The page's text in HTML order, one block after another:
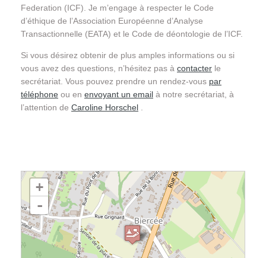
Federation (ICF). Je m’engage à respecter le Code
d’éthique de l’Association Européenne d’Analyse
Transactionnelle (EATA) et le Code de déontologie de l’ICF.
Si vous désirez obtenir de plus amples informations ou si
vous avez des questions, n’hésitez pas à contacter le
secrétariat. Vous pouvez prendre un rendez-vous par
téléphone ou en envoyant un email à notre secrétariat, à
l’attention de Caroline Horschel
chargement de la carte - veuillez patienter...
+
-